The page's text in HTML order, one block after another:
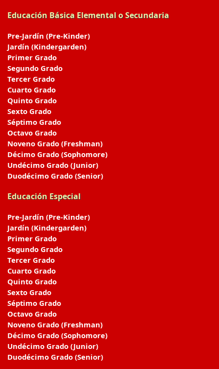
Educación Básica Elemental o Secundaria
Pre-Jardín (Pre-Kinder)
Jardín (Kindergarden)
Primer Grado
Segundo Grado
Tercer Grado
Cuarto Grado
Quinto Grado
Sexto Grado
Séptimo Grado
Octavo Grado
Noveno Grado (Freshman)
Décimo Grado (Sophomore)
Undécimo Grado (Junior)
Duodécimo Grado (Senior)
Educación Especial
Pre-Jardín (Pre-Kinder)
Jardín (Kindergarden)
Primer Grado
Segundo Grado
Tercer Grado
Cuarto Grado
Quinto Grado
Sexto Grado
Séptimo Grado
Octavo Grado
Noveno Grado (Freshman)
Décimo Grado (Sophomore)
Undécimo Grado (Junior)
Duodécimo Grado (Senior)